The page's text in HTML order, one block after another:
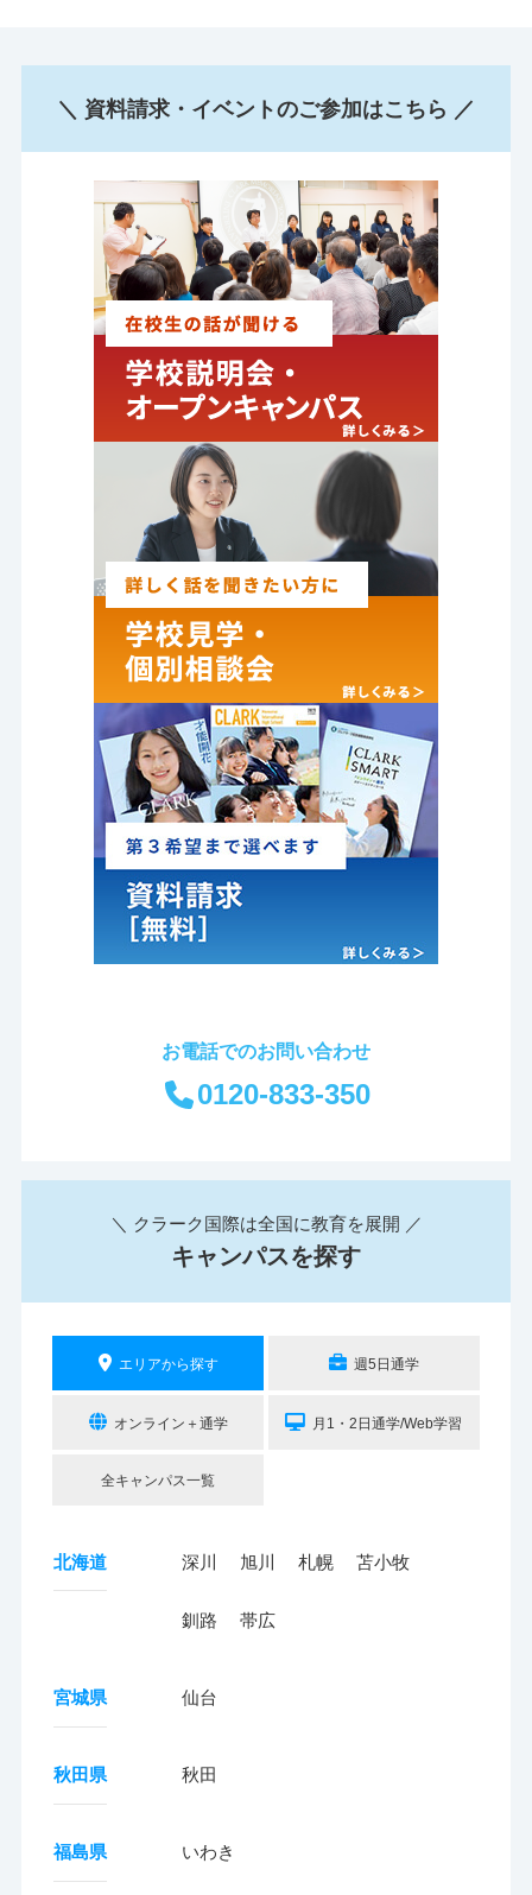
＼ 資料請求・イベントのご参加はこちら ／
お電話でのお問い合わせ
0120-833-350
＼ クラーク国際は全国に教育を展開 ／
キャンパスを探す
エリアから探す 週5日通学
オンライン＋通学 月1・2日通学/Web学習
全キャンパス一覧
北海道 深川 旭川 札幌 苫小牧
釧路 帯広
宮城県 仙台
秋田県 秋田
福島県 いわき